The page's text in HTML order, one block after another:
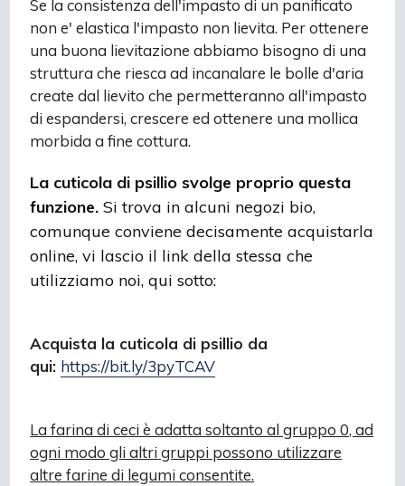
Se la consistenza dell'impasto di un panificato
non e' elastica l'impasto non lievita. Per ottenere
una buona lievitazione abbiamo bisogno di una
struttura che riesca ad incanalare le bolle d'aria
create dal lievito che permetteranno all'impasto
di espandersi, crescere ed ottenere una mollica
morbida a fine cottura.
La cuticola di psillio svolge proprio questa
funzione. Si trova in alcuni negozi bio,
comunque conviene decisamente acquistarla
online, vi lascio il link della stessa che
utilizziamo noi, qui sotto:
Acquista la cuticola di psillio da
qui: https://bit.ly/3pyTCAV
La farina di ceci è adatta soltanto al gruppo 0, ad
ogni modo gli altri gruppi possono utilizzare
altre farine di legumi consentite.